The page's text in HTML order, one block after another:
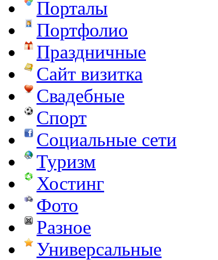
Порталы
Портфолио
Праздничные
Сайт визитка
Свадебные
Спорт
Социальные сети
Туризм
Хостинг
Фото
Разное
Универсальные